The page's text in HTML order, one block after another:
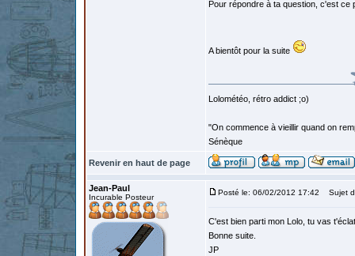
Pour répondre à ta question, c'est
A bientôt pour la suite
Lolométéo, rétro addict ;o)
"On commence à vieillir quand on
Sénèque
Revenir en haut de page
Jean-Paul
Incurable Posteur
Posté le: 06/02/2012 17:42 Sujet
C'est bien parti mon Lolo, tu vas
Bonne suite.
JP